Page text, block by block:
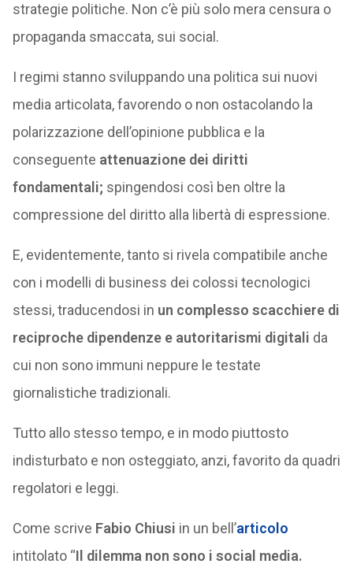
strategie politiche. Non c’è più solo mera censura o
propaganda smaccata, sui social.
I regimi stanno sviluppando una politica sui nuovi
media articolata, favorendo o non ostacolando la
polarizzazione dell’opinione pubblica e la
conseguente attenuazione dei diritti
fondamentali; spingendosi così ben oltre la
compressione del diritto alla libertà di espressione.
E, evidentemente, tanto si rivela compatibile anche
con i modelli di business dei colossi tecnologici
stessi, traducendosi in un complesso scacchiere di
reciproche dipendenze e autoritarismi digitali da
cui non sono immuni neppure le testate
giornalistiche tradizionali.
Tutto allo stesso tempo, e in modo piuttosto
indisturbato e non osteggiato, anzi, favorito da quadri
regolatori e leggi.
Come scrive Fabio Chiusi in un bell’articolo
intitolato “Il dilemma non sono i social media.